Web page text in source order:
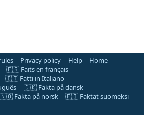
Privacy policy Help
Home
🇫🇷 Faits en français
🇮🇹 Fatti in Italiano
🇩🇰 Fakta på dansk
🇳🇴 Fakta på norsk
🇫🇮 Faktat suomeksi